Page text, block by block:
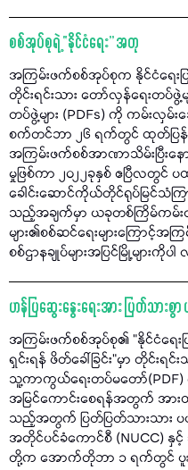
စစ်အုပ်စုရဲ့ “နိုင်ငံရေး” အတု
အကြမ်းဖက်စစ်အုပ်စုက နိုင်ငံရေးပ
တိုင်းရင်းသား တော်လှန်ရေးတပ်ဖွဲ့
တပ်ဖွဲ့များ (PDFs) ကို ကမ်းလှမ်
စက်တင်ဘာ ၂၆ ရက်တွင် ထုတ်ပြန်
အကြမ်းဖက်စစ်အာဏာသိမ်းပြီး
မှုဖြစ်ကာ ၂၀၂၂ခုနှစ် ဧပြီလတွင်
ခေါင်းဆောင်ကိုယ်တိုင်ရုပ်မြင်သံ
သည့်အချက်မှာ ယခုတစ်ကြိမ်ကမ်းလှမ်
များ၏စစ်ဆင်ရေးများကြောင့်အ
စစ်ဌာနချုပ်များအပြင်မြို့များ
ဟန်ပြဆွေးနွေးရေးအား ပြတ်သားစွ
အကြမ်းဖက်စစ်အုပ်စု၏ "နိုင်ငံရေးပ
ရှင်းရန် ဖိတ်ခေါ်ခြင်း"မှာ တိုင်း
သူ့ကာကွယ်ရေးတပ်မတော်(PDF)
အမြင်ကောင်းစေရန်အတွက် အား
သည့်အတွက် ပြတ်ပြတ်သားသား ပ
အတိုင်ပင်ခံကောင်စီ (NUCC) နှ
တို့က အောက်တိုဘာ ၁ ရက်တွင်